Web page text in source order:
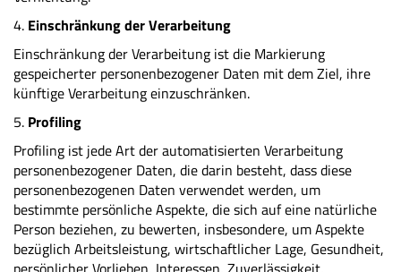
4. Einschränkung der Verarbeitung
Einschränkung der Verarbeitung ist die Markierung
gespeicherter personenbezogener Daten mit dem Ziel, ihre
künftige Verarbeitung einzuschränken.
5. Profiling
Profiling ist jede Art der automatisierten Verarbeitung
personenbezogener Daten, die darin besteht, dass diese
personenbezogenen Daten verwendet werden, um
bestimmte persönliche Aspekte, die sich auf eine natürliche
Person beziehen, zu bewerten, insbesondere, um Aspekte
bezüglich Arbeitsleistung, wirtschaftlicher Lage, Gesundheit,